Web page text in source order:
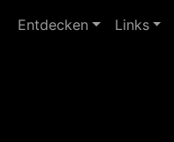
Entdecken Links